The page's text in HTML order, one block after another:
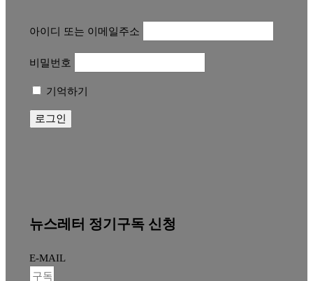
아이디 또는 이메일주소
비밀번호
기억하기
뉴스레터 정기구독 신청
E-MAIL